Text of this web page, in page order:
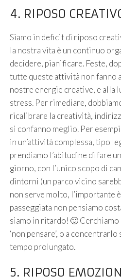
4. RIPOSO
Siamo in deficit di riposo
la nostra vita è un continuo
decidere, pianificare. Feste,
tutte queste attività non fanno
nostre energie creative, e alla
stress. Per rimediare,
ricalibrare la creatività,
si confanno meglio. Per
in un’attività complessa, tipo
prendiamo l’abitudine di fare
giorno, con l’unico scopo di
dintorni (un parco vicino
non serve molto, l’importante
passeggiata non pensiamo
siamo in ritardo! 🙂
‘non pensare’, o a
tempo prolungato.
5. RIPOSO